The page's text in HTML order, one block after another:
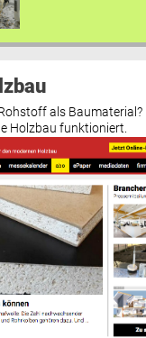
als Baumaterial?
Holzbau funktioniert.